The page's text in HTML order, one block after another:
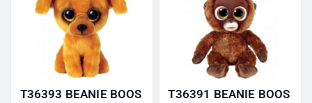
T36393 BEANIE BOOS
T36391 BEANIE BOOS